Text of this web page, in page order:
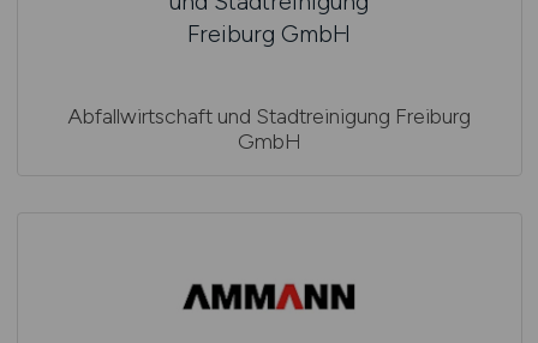
Abfallwirtschaft und Stadtreinigung Freiburg
GmbH